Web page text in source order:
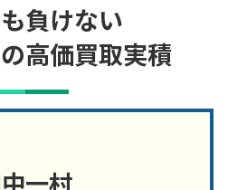
負けない
高価買取実積
一村